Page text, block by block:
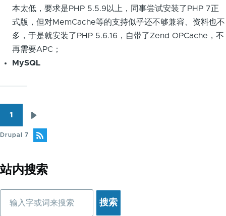
本太低，要求是PHP 5.5.9以上，同事尝试安装了PHP 7正
式版，但对MemCache等的支持似乎还不够兼容、资料也不
多，于是就安装了PHP 5.6.16，自带了Zend OPCache，不
再需要APC；
MySQL
页
1
一
Drupal 7
站内搜索